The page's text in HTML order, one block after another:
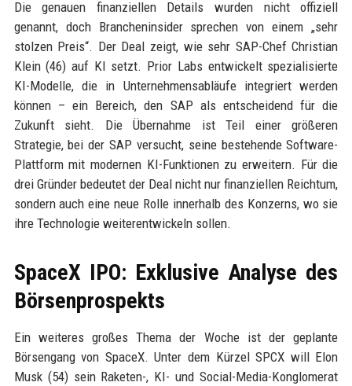
Die genauen finanziellen Details wurden nicht offiziell
genannt, doch Brancheninsider sprechen von einem „sehr
stolzen Preis“. Der Deal zeigt, wie sehr SAP-Chef Christian
Klein (46) auf KI setzt. Prior Labs entwickelt spezialisierte
KI-Modelle, die in Unternehmensabläufe integriert werden
können – ein Bereich, den SAP als entscheidend für die
Zukunft sieht. Die Übernahme ist Teil einer größeren
Strategie, bei der SAP versucht, seine bestehende Software-
Plattform mit modernen KI-Funktionen zu erweitern. Für die
drei Gründer bedeutet der Deal nicht nur finanziellen Reichtum,
sondern auch eine neue Rolle innerhalb des Konzerns, wo sie
ihre Technologie weiterentwickeln sollen.
SpaceX IPO: Exklusive Analyse des
Börsenprospekts
Ein weiteres großes Thema der Woche ist der geplante
Börsengang von SpaceX. Unter dem Kürzel SPCX will Elon
Musk (54) sein Raketen-, KI- und Social-Media-Konglomerat